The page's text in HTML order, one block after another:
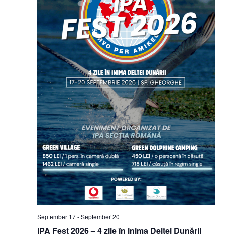
September 17-September 20
IPA Fest 2026 – 4 zile în inima Deltei Dunării